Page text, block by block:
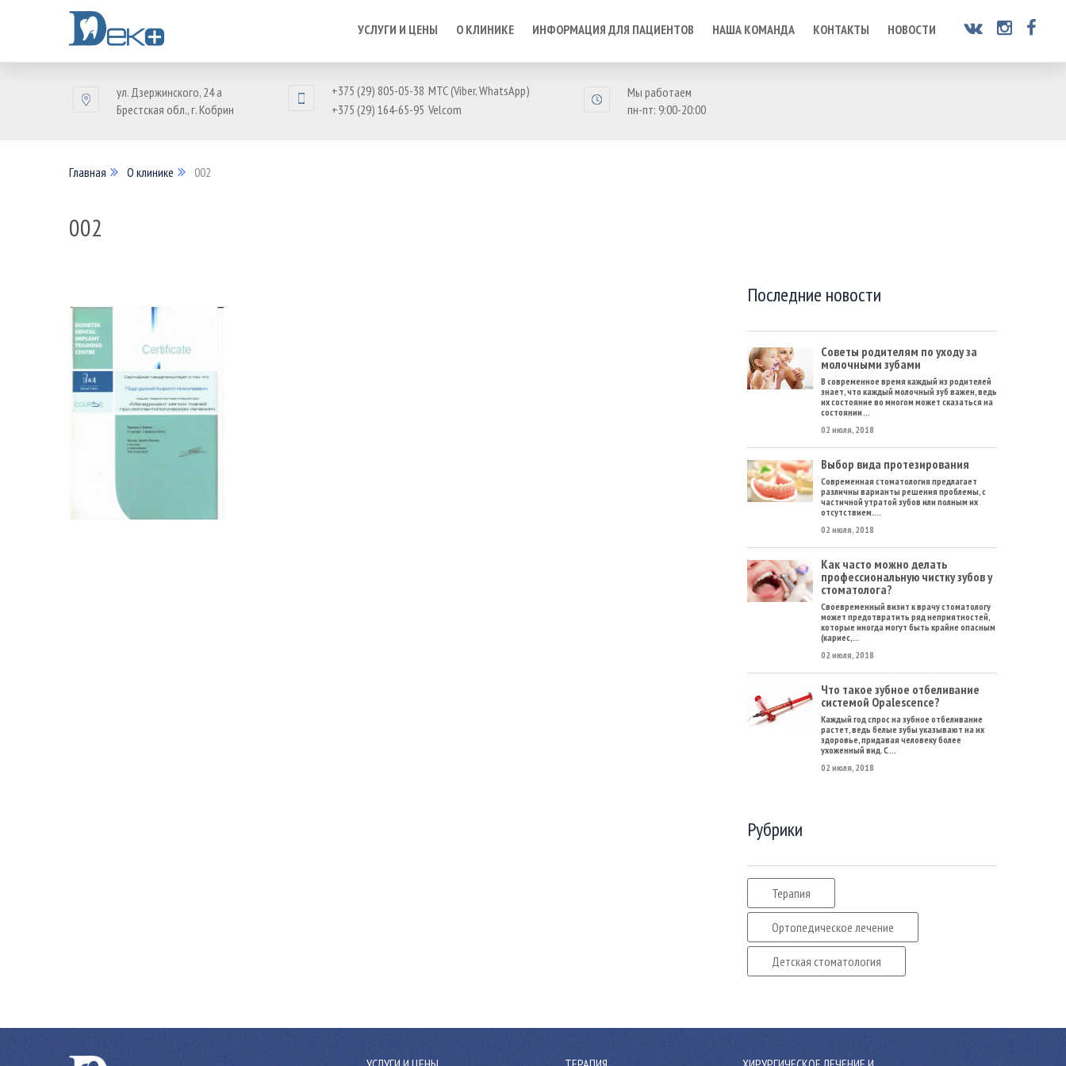
УСЛУГИ И ЦЕНЫ О КЛИНИКЕ ИНФОРМАЦИЯ ДЛЯ ПАЦИЕНТОВ НАША КОМАНДА КОНТАКТЫ НОВОСТИ
ул. Дзержинского, 24 а
Брестская обл., г. Кобрин
+375 (29) 805-05-38 МТС (Viber, WhatsApp)
+375 (29) 164-65-95 Velcom
Мы работаем
пн-пт: 9:00-20:00
Главная О клинике 002
002
Последние новости
Советы родителям по уходу за
молочными зубами
В современное время каждый из родителей
знает, что каждый молочный зуб важен, ведь
их состояние во многом может сказаться на
состоянии ...
02 июля, 2018
Выбор вида протезирования
Современная стоматология предлагает
различны варианты решения проблемы, с
частичной утратой зубов или полным их
отсутствием. ...
02 июля, 2018
Как часто можно делать
профессиональную чистку зубов у
стоматолога?
Своевременный визит к врачу стоматологу
может предотвратить ряд неприятностей,
которые иногда могут быть крайне опасным
(кариес, ...
02 июля, 2018
Что такое зубное отбеливание
системой Opalescence?
Каждый год спрос на зубное отбеливание
растет, ведь белые зубы указывают на их
здоровье, придавая человеку более
ухоженный вид. С ...
02 июля, 2018
Рубрики
Терапия
Ортопедическое лечение
Детская стоматология